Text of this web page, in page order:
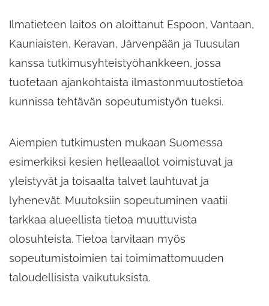
Ilmatieteen laitos on aloittanut Espoon, Vantaan,
Kauniaisten, Keravan, Järvenpään ja Tuusulan
kanssa tutkimusyhteistyöhankkeen, jossa
tuotetaan ajankohtaista ilmastonmuutostietoa
kunnissa tehtävän sopeutumistyön tueksi.
Aiempien tutkimusten mukaan Suomessa
esimerkiksi kesien helleaallot voimistuvat ja
yleistyvät ja toisaalta talvet lauhtuvat ja
lyhenevät. Muutoksiin sopeutuminen vaatii
tarkkaa alueellista tietoa muuttuvista
olosuhteista. Tietoa tarvitaan myös
sopeutumistoimien tai toimimattomuuden
taloudellisista vaikutuksista.